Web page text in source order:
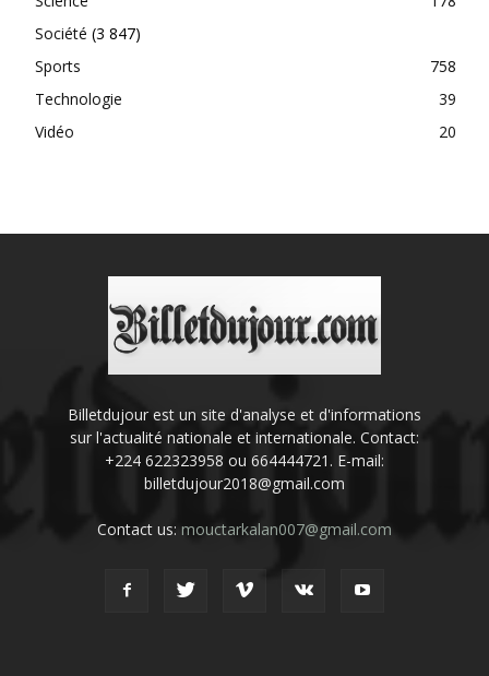
Société (3 847)
Sports
758
Technologie
39
Vidéo
20
Billetdujour est un site d'analyse et d'informations
sur l'actualité nationale et internationale. Contact:
+224 622323958 ou 664444721. E-mail:
billetdujour2018@gmail.com
Contact us: mouctarkalan007@gmail.com